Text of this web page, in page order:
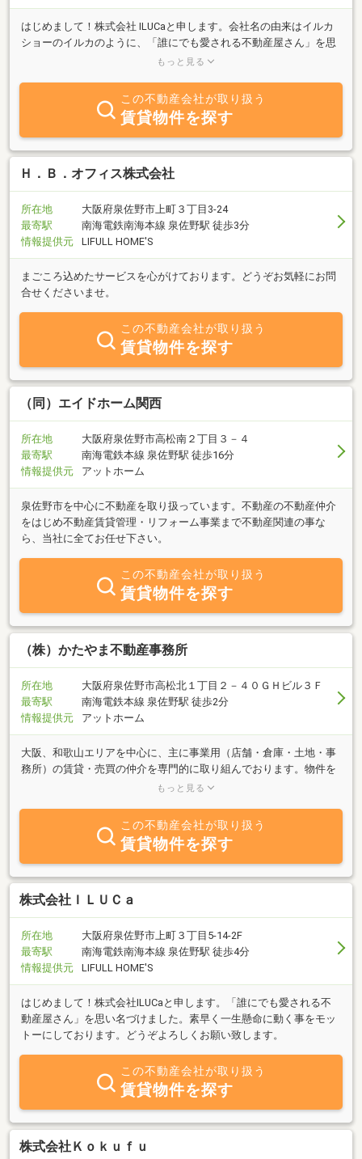
はじめまして！株式会社 ILUCaと申します。会社名の由来はイルカ
ショーのイルカのように、「誰にでも愛される不動産屋さん」を思
い名づけました。私たちは、会社は決して大きくないですが、その
ズやお家づくりに合わせた最適な物件のご提案を行い、大切な「お
住まいづくり」を全面バックアップ致します！宜しくお願い致しま
す、泉州エリア・和歌山エリアの不動産情報に詳しい業者様と連携
し、物件探しを行います。私がハウスメーカーに勤務していた時
は、「土地探し」ではなく、「お家づくりも考えた土地探し」を心
がけていました。また、住み替えのサポートや協力業者を活用した
らでは、地元工務店ならではのお客様により沿った「注文のスペシ
ャリスト」が、お客様の想像をはるかに超越した提案・打合せを行
います。ご希望ございましたら、おっしゃってください！
もっと見る
この不動産会社が取り扱う
賃貸物件を探す
Ｈ．Ｂ．オフィス株式会社
所在地
大阪府泉佐野市上町３丁目3-24
最寄駅
南海電鉄南海本線 泉佐野駅 徒歩3分
情報提供元
LIFULL HOME'S
まごころ込めたサービスを心がけております。どうぞお気軽にお問
合せくださいませ。
この不動産会社が取り扱う
賃貸物件を探す
（同）エイドホーム関西
所在地
大阪府泉佐野市高松南２丁目３－４
最寄駅
南海電鉄本線 泉佐野駅 徒歩16分
情報提供元
アットホーム
泉佐野市を中心に不動産を取り扱っています。不動産の不動産仲介
をはじめ不動産賃貸管理・リフォーム事業まで不動産関連の事な
ら、当社に全てお任せ下さい。
この不動産会社が取り扱う
賃貸物件を探す
（株）かたやま不動産事務所
所在地
大阪府泉佐野市高松北１丁目２－４０ＧＨビル３Ｆ
最寄駅
南海電鉄本線 泉佐野駅 徒歩2分
情報提供元
アットホーム
大阪、和歌山エリアを中心に、主に事業用（店舗・倉庫・土地・事
務所）の賃貸・売買の仲介を専門的に取り組んでおります。物件を
お探しの方、テナントをお探しの方、その他、不動産に関しまして
もっと見る
この不動産会社が取り扱う
賃貸物件を探す
株式会社ＩＬＵＣａ
所在地
大阪府泉佐野市上町３丁目5-14-2F
最寄駅
南海電鉄南海本線 泉佐野駅 徒歩4分
情報提供元
LIFULL HOME'S
はじめまして！株式会社ILUCaと申します。「誰にでも愛される不
動産屋さん」を思い名づけました。素早く一生懸命に動く事をモッ
トーにしております。どうぞよろしくお願い致します。
この不動産会社が取り扱う
賃貸物件を探す
株式会社Ｋｏｋｕｆｕ